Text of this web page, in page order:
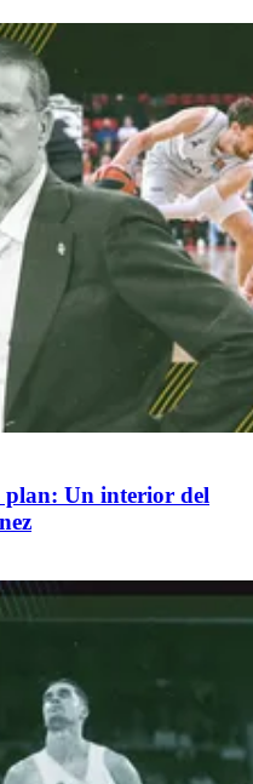
plan: Un interior del